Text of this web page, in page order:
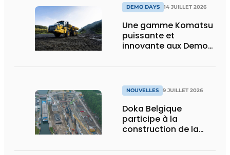
DEMO DAYS 14 JUILLET 2026
Une gamme Komatsu
puissante et
innovante aux Demo
NOUVELLES 9 JUILLET 2026
Doka Belgique
participe à la
construction de la